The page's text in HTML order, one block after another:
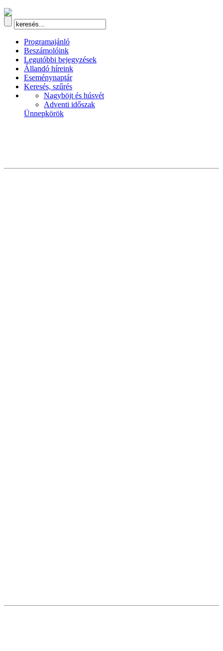
Programajánló
Beszámolóink
Legutóbbi bejegyzések
Állandó híreink
Eseménynaptár
Keresés, szűrés
Nagyböjt és húsvét
Adventi időszak
Ünnepkörök